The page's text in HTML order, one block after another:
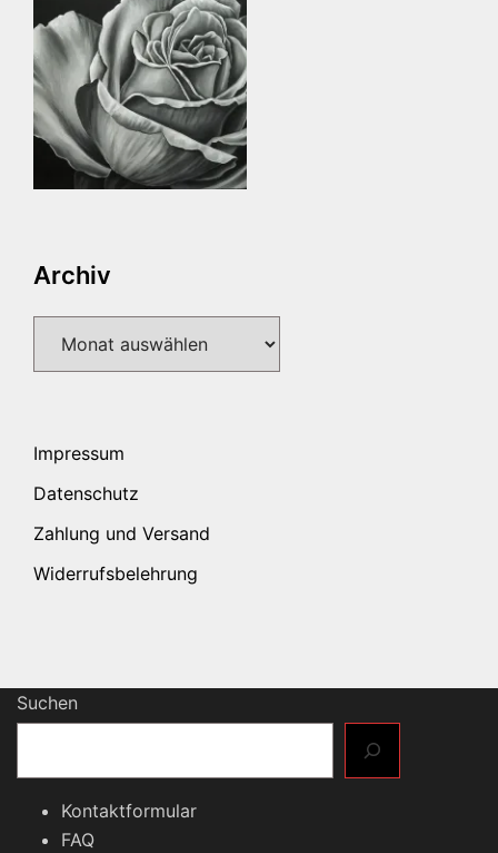
Archiv
Impressum
Datenschutz
Zahlung und Versand
Widerrufsbelehrung
Suchen
Kontaktformular
FAQ